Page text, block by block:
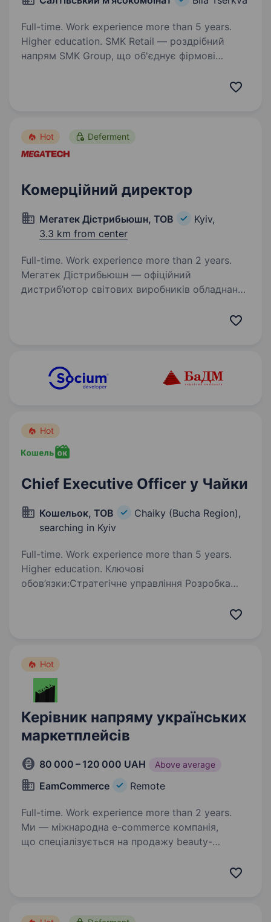
Full-time. Work experience more than 5 years.
Higher education. SMK Retail — роздрібний
напрям SMK Group, що об'єднує фірмові
Hot Deferment
Комерційний директор
Мегатек Дістрибьюшн, ТОВ
Kyiv,
3.3 km from center
Full-time. Work experience more than 2 years.
Мегатек Дістрибьюшн — офіційний
дистриб’ютор світових виробників обладнання
Наші основні напрями діяльності — мережеве
Hot
Chief Executive Officer у Чайки
Кошельок, ТОВ
Chaiky (Bucha Region),
searching in Kyiv
Full-time. Work experience more than 5 years.
Higher education. Ключові
обов’язки:Стратегічне управління Розробка
(роздрібне кредитування, онлайн-сервіси та
Hot
Керівник напряму українських
маркетплейсів
80 000 – 120 000 UAH Above average
EamCommerce Remote
Full-time. Work experience more than 2 years.
Ми — міжнародна e-commerce компанія,
що спеціалізується на продажу beauty-
США.Маємо доступ до великого асортименту